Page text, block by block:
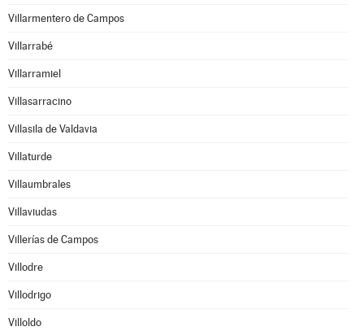
Villarmentero de Campos
Villarrabé
Villarramiel
Villasarracino
Villasila de Valdavia
Villaturde
Villaumbrales
Villaviudas
Villerías de Campos
Villodre
Villodrigo
Villoldo